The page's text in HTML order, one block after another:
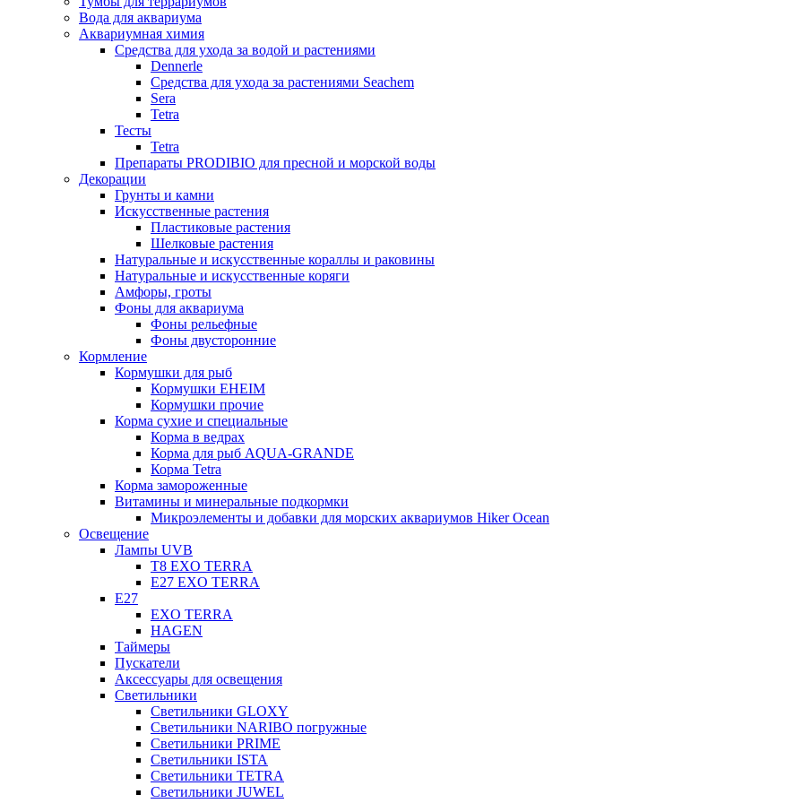
Вода для аквариума
Аквариумная химия
Средства для ухода за водой и растениями
Dennerle
Средства для ухода за растениями Seachem
Sera
Tetra
Тесты
Tetra
Препараты PRODIBIO для пресной и морской воды
Декорации
Грунты и камни
Искусственные растения
Пластиковые растения
Шелковые растения
Натуральные и искусственные кораллы и раковины
Натуральные и искусственные коряги
Амфоры, гроты
Фоны для аквариума
Фоны рельефные
Фоны двусторонние
Кормление
Кормушки для рыб
Кормушки EHEIM
Кормушки прочие
Корма сухие и специальные
Корма в ведрах
Корма для рыб AQUA-GRANDE
Корма Tetra
Корма замороженные
Витамины и минеральные подкормки
Микроэлементы и добавки для морских аквариумов Hiker Ocean
Освещение
Лампы UVB
Т8 EXO TERRA
Е27 EXO TERRA
Е27
EXO TERRA
HAGEN
Таймеры
Пускатели
Аксессуары для освещения
Светильники
Светильники GLOXY
Светильники NARIBO погружные
Светильники PRIME
Светильники ISTA
Светильники TETRA
Светильники JUWEL